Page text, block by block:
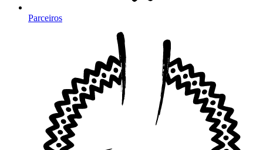
Parceiros